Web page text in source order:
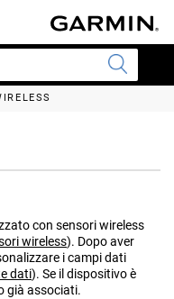
con sensori wireless
wireless). Dopo aver
i campi dati
dati). Se il dispositivo è
già associati.